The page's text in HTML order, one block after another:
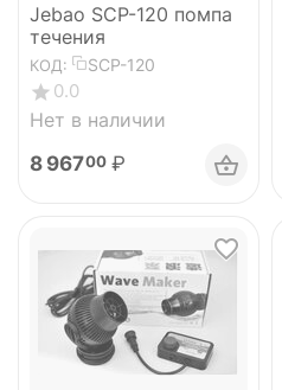
Jebao SCP-120 помпа
течения
КОД: SCP-120
0.0
Нет в наличии
8 96700 ₽